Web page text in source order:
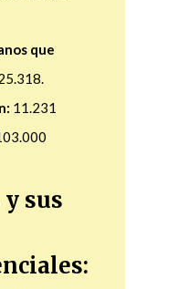
que
11.231
sus